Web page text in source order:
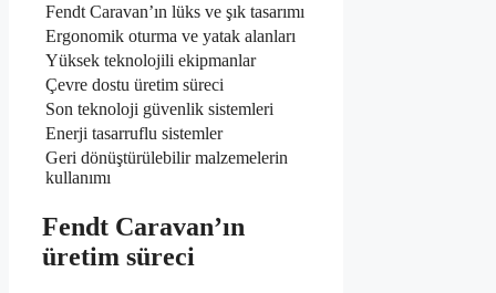
Fendt Caravan’ın lüks ve şık tasarımı
Ergonomik oturma ve yatak alanları
Yüksek teknolojili ekipmanlar
Çevre dostu üretim süreci
Son teknoloji güvenlik sistemleri
Enerji tasarruflu sistemler
Geri dönüştürülebilir malzemelerin
kullanımı
Fendt Caravan’ın
üretim süreci